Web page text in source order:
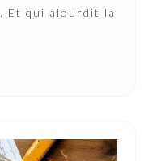
Et qui alourdit la